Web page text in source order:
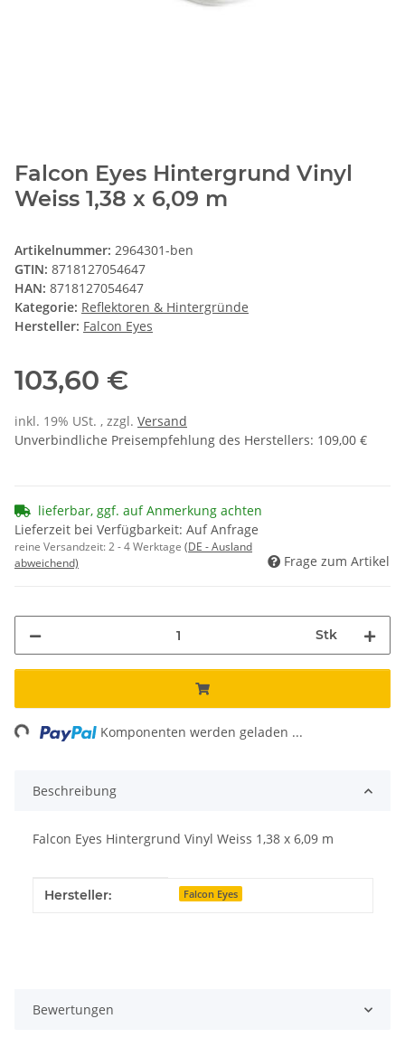
Falcon Eyes Hintergrund Vinyl
Weiss 1,38 x 6,09 m
Artikelnummer: 2964301-ben
GTIN: 8718127054647
HAN: 8718127054647
Kategorie: Reflektoren & Hintergründe
Hersteller: Falcon Eyes
103,60 €
inkl. 19% USt. , zzgl. Versand
Unverbindliche Preisempfehlung des Herstellers: 109,00 €
lieferbar, ggf. auf Anmerkung achten
Lieferzeit bei Verfügbarkeit: Auf Anfrage
reine Versandzeit:2 - 4 Werktage (DE - Ausland
abweichend)
Frage zum Artikel
Stk
Komponenten werden geladen ...
Beschreibung
Falcon Eyes Hintergrund Vinyl Weiss 1,38 x 6,09 m
Produkteigenschaft
Wert
Hersteller: Falcon Eyes
Bewertungen